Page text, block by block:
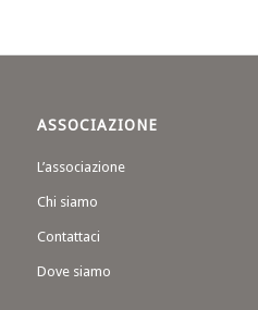
ASSOCIAZIONE
L’associazione
Chi siamo
Contattaci
Dove siamo